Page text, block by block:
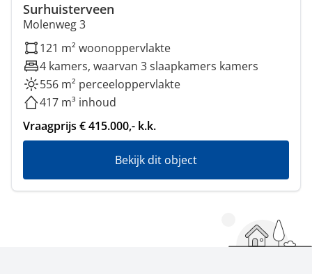
Surhuisterveen
Molenweg 3
121 m² woonoppervlakte
4 kamers, waarvan 3 slaapkamers kamers
556 m² perceeloppervlakte
417 m³ inhoud
Vraagprijs € 415.000,- k.k.
Bekijk dit object